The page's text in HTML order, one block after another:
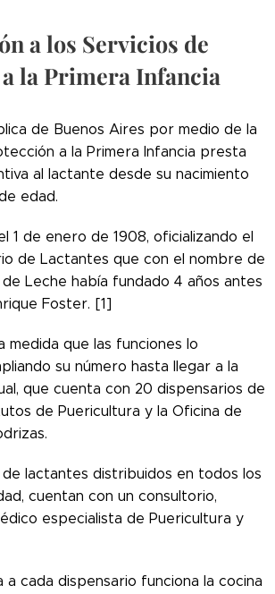
a los Servicios de
la Primera Infancia
de Buenos Aires por medio de la
a la Primera Infancia presta
al lactante desde su nacimiento
edad.
1 de enero de 1908, oficializando el
de Lactantes que con el nombre de
Leche había fundado 4 años antes
Foster. [1]
medida que las funciones lo
su número hasta llegar a la
que cuenta con 20 dispensarios de
de Puericultura y la Oficina de
de lactantes distribuidos en todos los
cuentan con un consultorio,
especialista de Puericultura y
a cada dispensario funciona la cocina